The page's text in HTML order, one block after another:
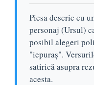
Piesa descrie cu
personaj (Ursul)
posibil alegeri
"iepuraș".
satirică asupra
acesta.